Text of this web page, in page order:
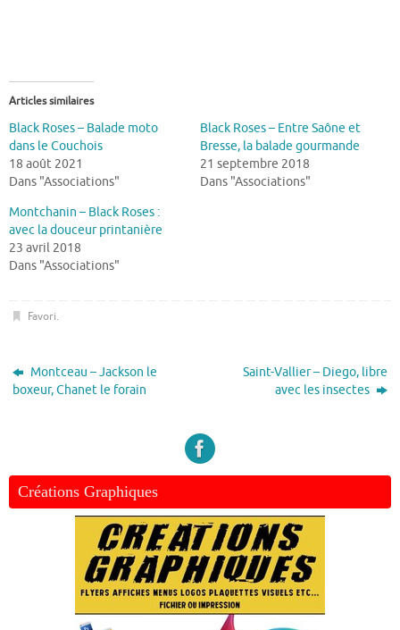
Articles similaires
Black Roses – Balade moto
dans le Couchois
18 août 2021
Dans "Associations"
Black Roses – Entre Saône et
Bresse, la balade gourmande
21 septembre 2018
Dans "Associations"
Montchanin – Black Roses :
avec la douceur printanière
23 avril 2018
Dans "Associations"
Favori.
Montceau – Jackson le
boxeur, Chanet le forain
Saint-Vallier – Diego, libre
avec les insectes
Créations Graphiques